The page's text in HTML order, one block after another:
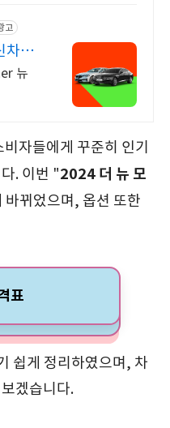
고
차를
뉴
자들에게 꾸준히 인기
. 이번 "2024 더 뉴 모
뀌었으며, 옵션 또한
표
쉽게 정리하였으며, 차
겠습니다.